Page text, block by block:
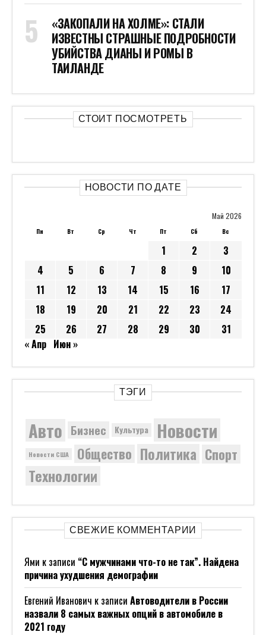
«ЗАКОПАЛИ НА ХОЛМЕ»: СТАЛИ
ИЗВЕСТНЫ СТРАШНЫЕ ПОДРОБНОСТИ
УБИЙСТВА ДИАНЫ И РОМЫ В
ТАИЛАНДЕ
СТОИТ ПОСМОТРЕТЬ
НОВОСТИ ПО ДАТЕ
Май 2026
Пн Вт Ср Чт Пт Сб Вс
1 2
3
4
5 6 7 8 9
10
11
12 13 14 15 16
17
18
19 20 21 22 23
24
25
26 27 28 29 30
31
« Апр Июн »
ТЭГИ
Авто Бизнес Культура Новости
Новости США Общество Политика Спорт
Технологии
СВЕЖИЕ КОММЕНТАРИИ
Ями к записи “С мужчинами что-то не так”. Найдена
причина ухудшения демографии
Евгений Иванович к записи Автоводители в России
назвали 8 самых важных опций в автомобиле в
2021 году